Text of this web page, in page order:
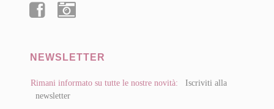
NEWSLETTER
Rimani informato su tutte le nostre novità:
Iscriviti alla
newsletter